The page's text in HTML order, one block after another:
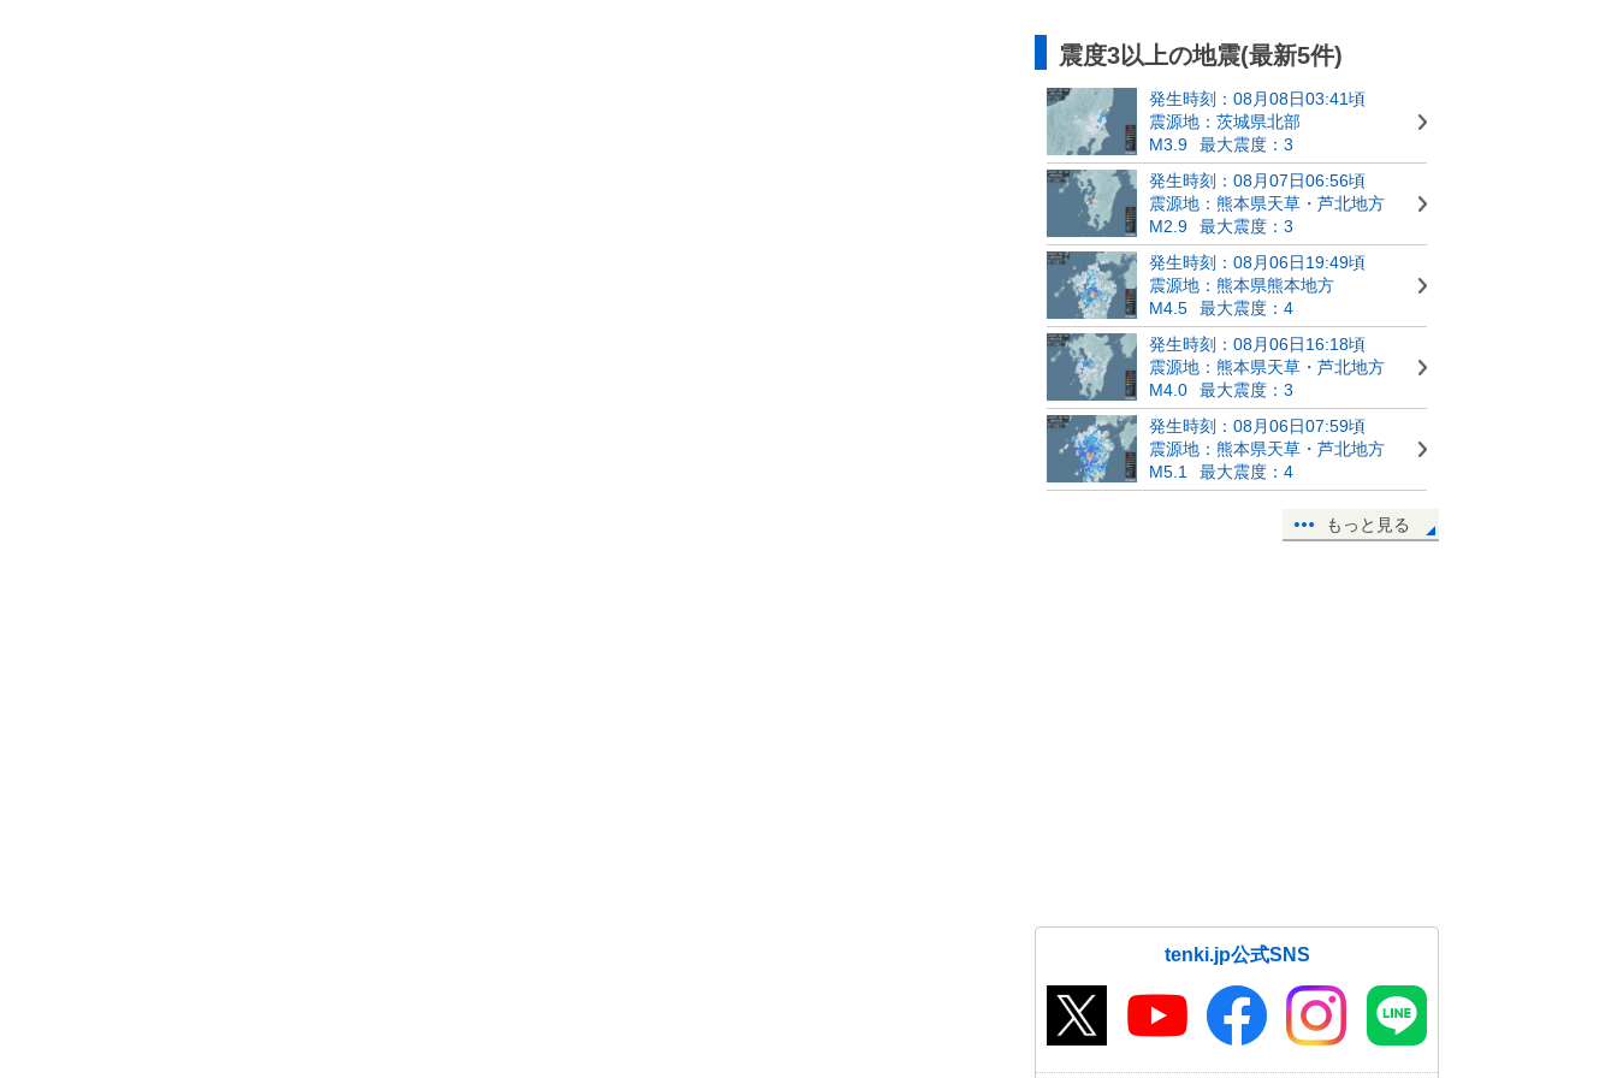
震度3以上の地震(最新5件)
発生時刻：08月08日03:41頃
震源地：茨城県北部
M3.9
最大震度：3
発生時刻：08月07日06:56頃
震源地：熊本県天草・芦北地方
M2.9
最大震度：3
発生時刻：08月06日19:49頃
震源地：熊本県熊本地方
M4.5
最大震度：4
発生時刻：08月06日16:18頃
震源地：熊本県天草・芦北地方
M4.0
最大震度：3
発生時刻：08月06日07:59頃
震源地：熊本県天草・芦北地方
M5.1
最大震度：4
もっと見る
tenki.jp公式SNS